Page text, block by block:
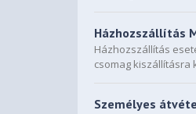
Házhozszállítás
Házhozszállítás
csomag kiszállításra
Személyes